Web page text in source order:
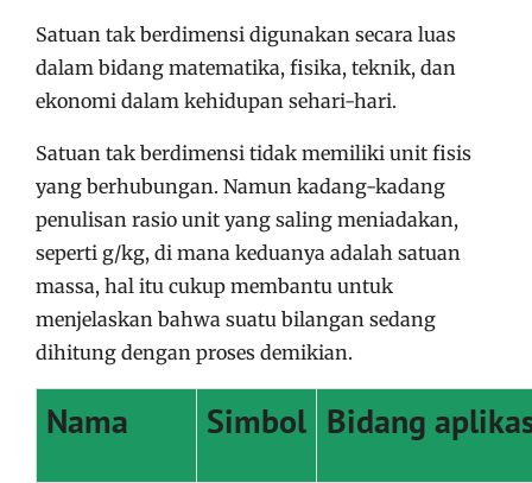
Satuan tak berdimensi digunakan secara luas
dalam bidang matematika, fisika, teknik, dan
ekonomi dalam kehidupan sehari-hari.
Satuan tak berdimensi tidak memiliki unit fisis
yang berhubungan. Namun kadang-kadang
penulisan rasio unit yang saling meniadakan,
seperti g/kg, di mana keduanya adalah satuan
massa, hal itu cukup membantu untuk
menjelaskan bahwa suatu bilangan sedang
dihitung dengan proses demikian.
Nama Simbol Bidang